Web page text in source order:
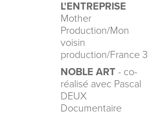
L'ENTREPRISE
Mother
Production/Mon
voisin
production/France 3
NOBLE ART - co-
réalisé avec Pascal
DEUX
Documentaire